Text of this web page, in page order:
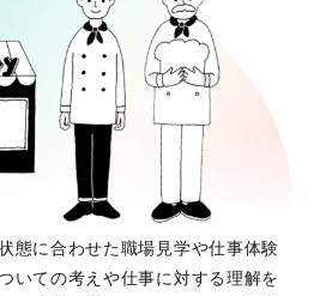
態に合わせた職場見学や仕事体験
いての考えや仕事に対する理解を